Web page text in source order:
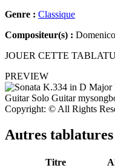
Genre : Classique
Compositeur(s) :
JOUER CETTE
PREVIEW
Copyright: © All Rights
Autres tablatures
Titre